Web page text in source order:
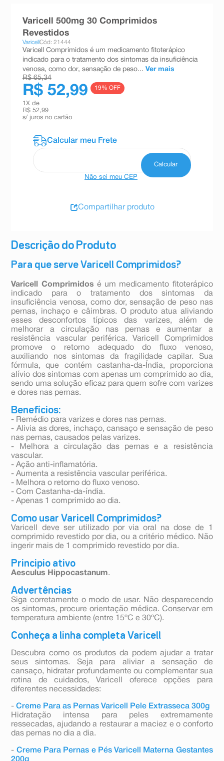
esmalte
10ºabsorvente
Descrição do Produto
Para que serve Varicell Comprimidos?
Varicell Comprimidos é um medicamento fitoterápico
indicado para o tratamento dos sintomas da
insuficiência venosa, como dor, sensação de peso nas
pernas, inchaço e câimbras. O produto atua aliviando
esses desconfortos típicos das varizes, além de
melhorar a circulação nas pernas e aumentar a
resistência vascular periférica. Varicell Comprimidos
promove o retorno adequado do fluxo venoso,
auxiliando nos sintomas da fragilidade capilar. Sua
fórmula, que contém castanha-da-Índia, proporciona
alívio dos sintomas com apenas um comprimido ao dia,
sendo uma solução eficaz para quem sofre com varizes
e dores nas pernas.
Benefícios:
- Remédio para varizes e dores nas pernas.
- Alivia as dores, inchaço, cansaço e sensação de peso
nas pernas, causados pelas varizes.
- Melhora a circulação das pernas e a resistência
vascular.
- Ação anti-inflamatória.
- Aumenta a resistência vascular periférica.
- Melhora o retorno do fluxo venoso.
- Com Castanha-da-índia.
- Apenas 1 comprimido ao dia.
Como usar Varicell Comprimidos?
Varicell deve ser utilizado por via oral na dose de 1
comprimido revestido por dia, ou a critério médico. Não
ingerir mais de 1 comprimido revestido por dia.
Principio ativo
Aesculus Hippocastanum.
Advertências
Siga corretamente o modo de usar. Não desparecendo
os sintomas, procure orientação médica. Conservar em
temperatura ambiente (entre 15ºC e 30ºC).
Conheça a linha completa Varicell
Descubra como os produtos da podem ajudar a tratar
seus sintomas. Seja para aliviar a sensação de
cansaço, hidratar profundamente ou complementar sua
rotina de cuidados, Varicell oferece opções para
diferentes necessidades:
-Creme Para as Pernas Varicell Pele Extrasseca 300g
Hidratação intensa para peles extremamente
ressecadas, ajudando a restaurar a maciez e o conforto
das pernas no dia a dia.
- Creme Para Pernas e Pés Varicell Materna Gestantes
Varicell 500mg 30 Comprimidos
Revestidos
Varicell Cód: 21444
Varicell Comprimidos é um medicamento fitoterápico
indicado para o tratamento dos sintomas da insuficiência
venosa, como dor, sensação de peso... Ver mais
R$ 65,34
R$ 52,99 19% OFF
1 X de
R$ 52,99
s/ juros no cartão
Não sei meu CEP
Compartilhar produto